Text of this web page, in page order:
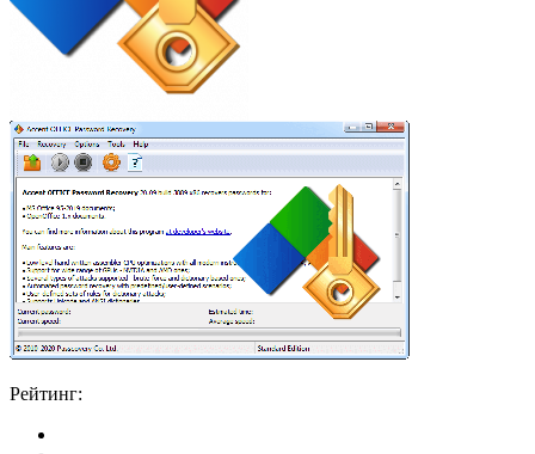
Рейтинг: